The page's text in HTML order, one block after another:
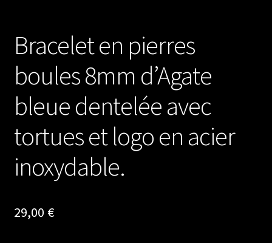
Bracelet en pierres
boules 8mm d’Agate
bleue dentelée avec
tortues et logo en acier
inoxydable.
29,00 €